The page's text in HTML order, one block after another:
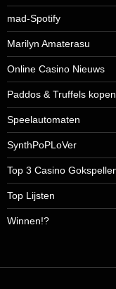
mad-Spotify
Marilyn Amaterasu
Online Casino Nieuws
Paddos & Truffels
Speelautomaten
SynthPoPLoVer
Top 3 Casino
Top Lijsten
Winnen!?